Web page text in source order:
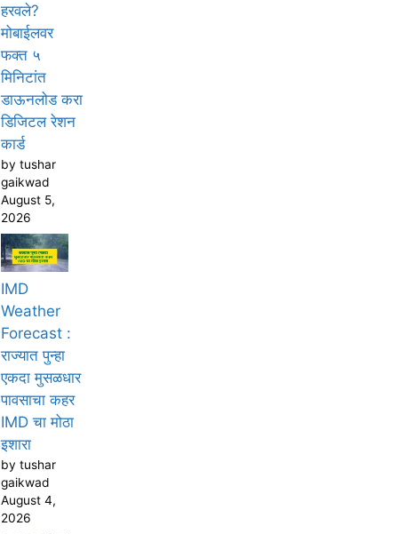
हरवले?
मोबाईलवर
फक्त ५
मिनिटांत
डाऊनलोड करा
डिजिटल रेशन
कार्ड
by tushar
gaikwad
August 5,
2026
IMD
Weather
Forecast :
राज्यात पुन्हा
एकदा मुसळधार
पावसाचा कहर
IMD चा मोठा
इशारा
by tushar
gaikwad
August 4,
2026